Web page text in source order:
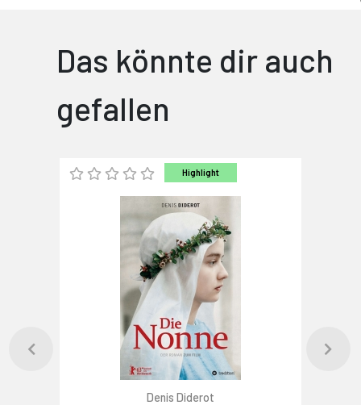
Das könnte dir auch
gefallen
Highlight
Denis Diderot